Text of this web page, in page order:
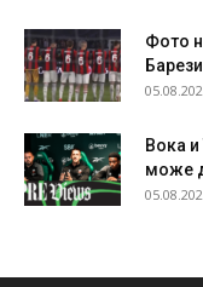
Фото
Вока
може